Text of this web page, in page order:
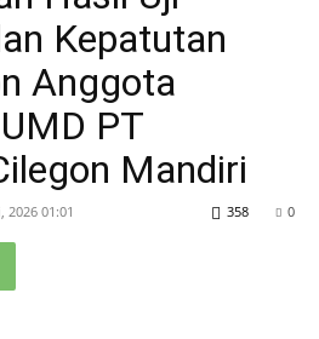
Kepatutan
Anggota
PT
Mandiri
2026 01:01 0
358